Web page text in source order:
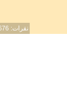
نقرات: 616676 / مشاهدات: 343448488